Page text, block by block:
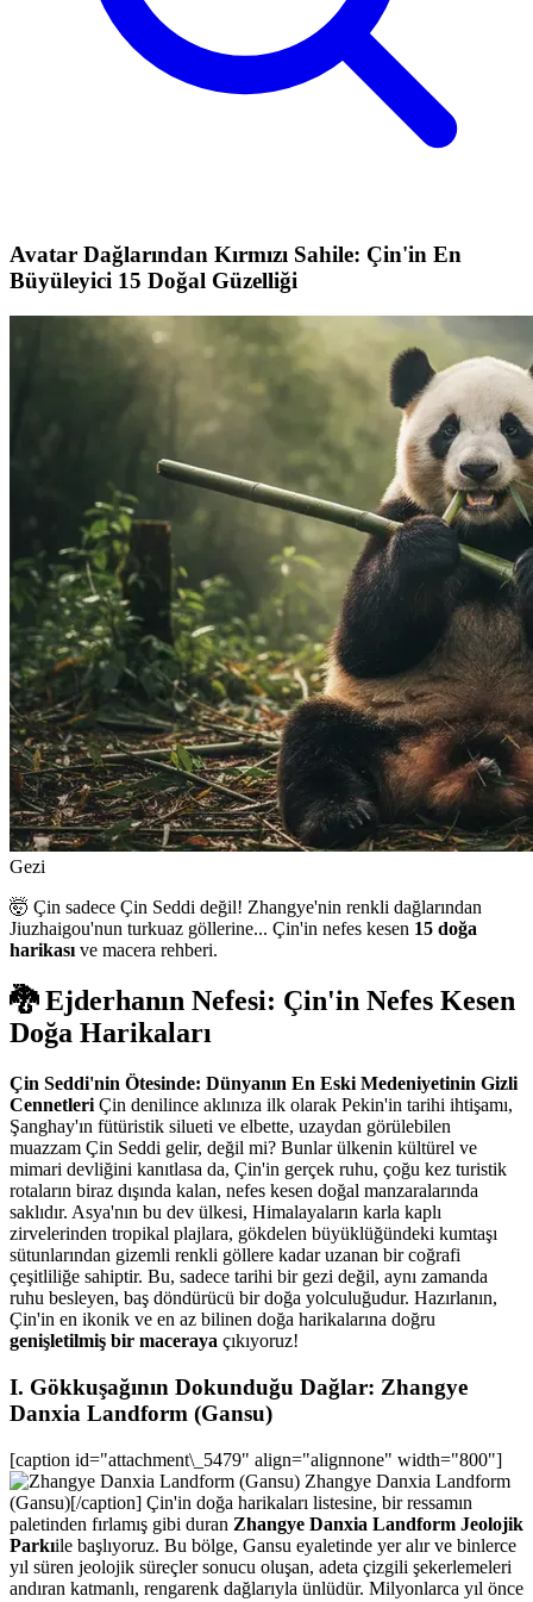
Avatar Dağlarından Kırmızı Sahile: Çin'in En
Büyüleyici 15 Doğal Güzelliği
Gezi
🤯 Çin sadece Çin Seddi değil! Zhangye'nin renkli dağlarından
Jiuzhaigou'nun turkuaz göllerine... Çin'in nefes kesen 15 doğa
harikasıve macera rehberi.
🐉 Ejderhanın Nefesi: Çin'in Nefes Kesen
Doğa Harikaları
Çin Seddi'nin Ötesinde: Dünyanın En Eski Medeniyetinin Gizli
Cennetleri Çin denilince aklınıza ilk olarak Pekin'in tarihi ihtişamı,
Şanghay'ın fütüristik silueti ve elbette, uzaydan görülebilen
muazzam Çin Seddi gelir, değil mi? Bunlar ülkenin kültürel ve
mimari devliğini kanıtlasa da, Çin'in gerçek ruhu, çoğu kez turistik
rotaların biraz dışında kalan, nefes kesen doğal manzaralarında
saklıdır. Asya'nın bu dev ülkesi, Himalayaların karla kaplı
zirvelerinden tropikal plajlara, gökdelen büyüklüğündeki kumtaşı
sütunlarından gizemli renkli göllere kadar uzanan bir coğrafi
çeşitliliğe sahiptir. Bu, sadece tarihi bir gezi değil, aynı zamanda
ruhu besleyen, baş döndürücü bir doğa yolculuğudur. Hazırlanın,
Çin'in en ikonik ve en az bilinen doğa harikalarına doğru
genişletilmiş bir maceraya çıkıyoruz!
I. Gökkuşağının Dokunduğu Dağlar: Zhangye
Danxia Landform (Gansu)
[caption id="attachment\_5479" align="alignnone" width="800"]
Zhangye Danxia Landform
(Gansu)[/caption] Çin'in doğa harikaları listesine, bir ressamın
paletinden fırlamış gibi duran Zhangye Danxia Landform Jeolojik
Parkıile başlıyoruz. Bu bölge, Gansu eyaletinde yer alır ve binlerce
yıl süren jeolojik süreçler sonucu oluşan, adeta çizgili şekerlemeleri
andıran katmanlı, rengarenk dağlarıyla ünlüdür. Milyonlarca yıl önce